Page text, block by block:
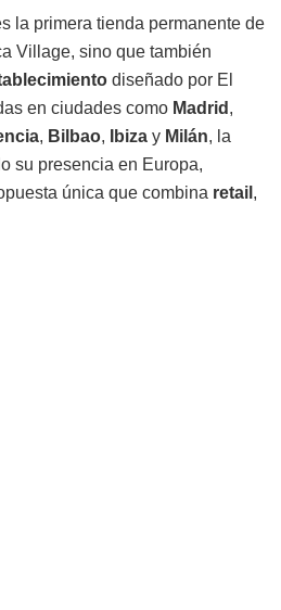
la primera tienda permanente de
Village, sino que también
diseñado por El
en ciudades como Madrid ,
, Bilbao, Ibiza y Milán, la
su presencia en Europa,
única que combina retail ,